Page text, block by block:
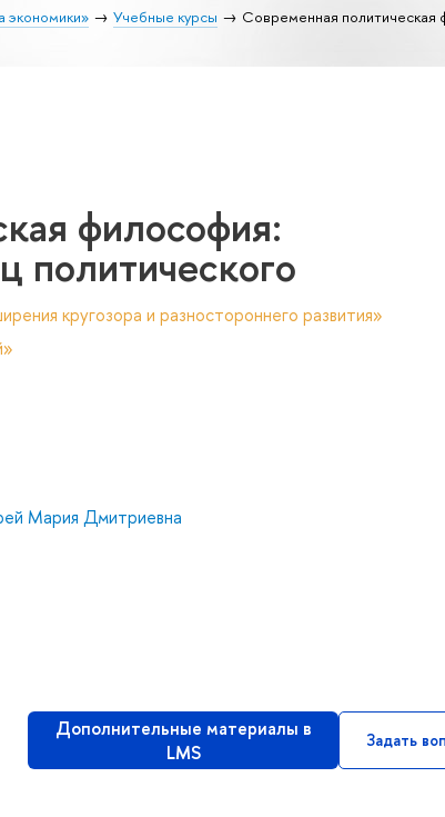
экономики» Учебные курсы
Современная политическая
философия:
политического
кругозора и разностороннего развития»
Мария Дмитриевна
Дополнительные материалы в
LMS
Задать